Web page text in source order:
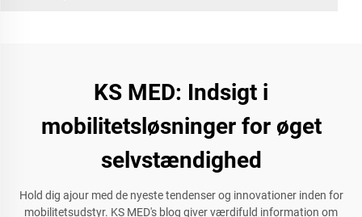
KS MED: Indsigt i
mobilitetsløsninger for øget
selvstændighed
Hold dig ajour med de nyeste tendenser og innovationer inden for
mobilitetsudstyr. KS MED's blog giver værdifuld information om